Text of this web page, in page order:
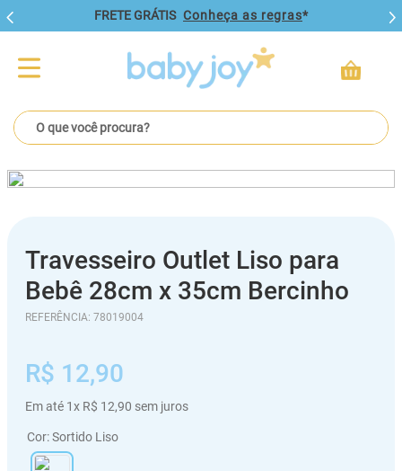
FRETE GRÁTIS Conheça as regras*
O que você procura?
Travesseiro Outlet Liso para
Bebê 28cm x 35cm Bercinho
REFERÊNCIA: 78019004
R$ 12,90
Em até 1x R$ 12,90 sem juros
Cor:Sortido Liso